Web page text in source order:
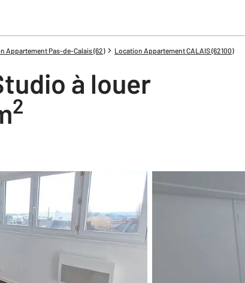
Appartement Pas-de-Calais (62) Location Appartement CALAIS (62100)
à louer
2